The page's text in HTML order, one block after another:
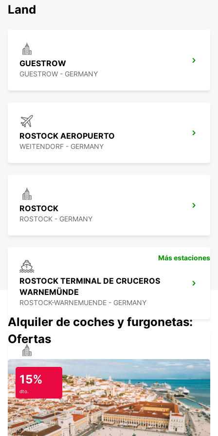
Land
GUESTROW
GUESTROW - GERMANY
ROSTOCK AEROPUERTO
WEITENDORF - GERMANY
ROSTOCK
ROSTOCK - GERMANY
ROSTOCK TERMINAL DE CRUCEROS
WARNEMÜNDE
ROSTOCK-WARNEMUENDE - GERMANY
SCHWERIN
SCHWERIN LANKOW - GERMANY
Más estaciones
Alquiler de coches y furgonetas:
Ofertas
15%
dto.